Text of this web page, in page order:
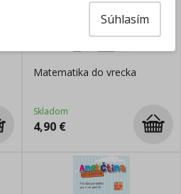
Matematika do vrecka
Skladom
4,90 €
Súhlasím